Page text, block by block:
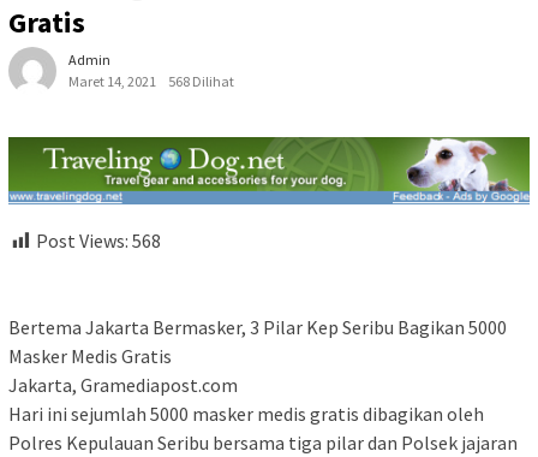
Gratis
Admin
Maret 14, 2021
568 Dilihat
Post Views: 568
Bertema Jakarta Bermasker, 3 Pilar Kep Seribu Bagikan 5000
Masker Medis Gratis
Jakarta, Gramediapost.com
Hari ini sejumlah 5000 masker medis gratis dibagikan oleh
Polres Kepulauan Seribu bersama tiga pilar dan Polsek jajaran